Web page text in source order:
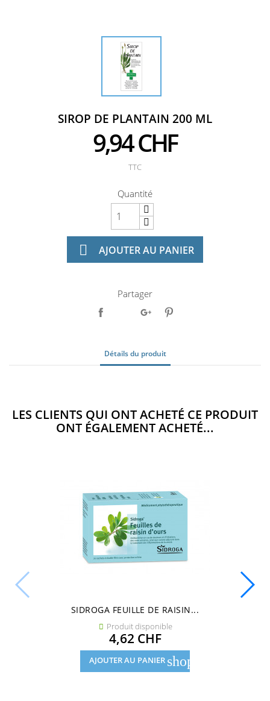
SIROP DE PLANTAIN 200 ML
9,94 CHF
TTC
Quantité
 AJOUTER AU PANIER
Partager
Détails du produit
LES CLIENTS QUI ONT ACHETÉ CE PRODUIT
ONT ÉGALEMENT ACHETÉ...
SIDROGA FEUILLE DE RAISIN...
 Produit disponible
Prix
4,62 CHF
AJOUTER AU PANIER shopping_cart